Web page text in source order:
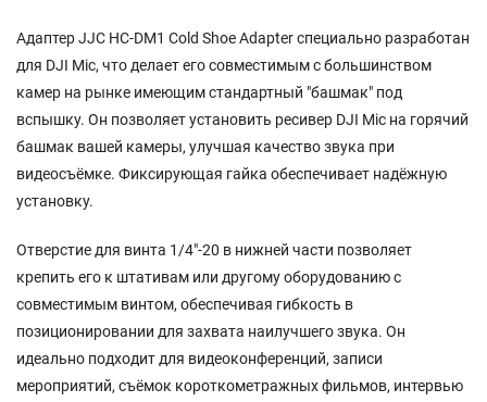
Адаптер JJC HC-DM1 Cold Shoe Adapter специально разработан
для DJI Mic, что делает его совместимым с большинством
камер на рынке имеющим стандартный "башмак" под
вспышку. Он позволяет установить ресивер DJI Mic на горячий
башмак вашей камеры, улучшая качество звука при
видеосъёмке. Фиксирующая гайка обеспечивает надёжную
установку.
Отверстие для винта 1/4"-20 в нижней части позволяет
крепить его к штативам или другому оборудованию с
совместимым винтом, обеспечивая гибкость в
позиционировании для захвата наилучшего звука. Он
идеально подходит для видеоконференций, записи
мероприятий, съёмок короткометражных фильмов, интервью